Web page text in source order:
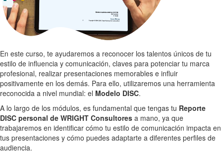
En este curso, te ayudaremos a reconocer los talentos únicos de tu
estilo de influencia y comunicación, claves para potenciar tu marca
profesional, realizar presentaciones memorables e influir
positivamente en los demás. Para ello, utilizaremos una herramienta
reconocida a nivel mundial: el Modelo DISC.
A lo largo de los módulos, es fundamental que tengas tu Reporte
DISC personal de WRIGHT Consultores a mano, ya que
trabajaremos en identificar cómo tu estilo de comunicación impacta en
tus presentaciones y cómo puedes adaptarte a diferentes perfiles de
audiencia.